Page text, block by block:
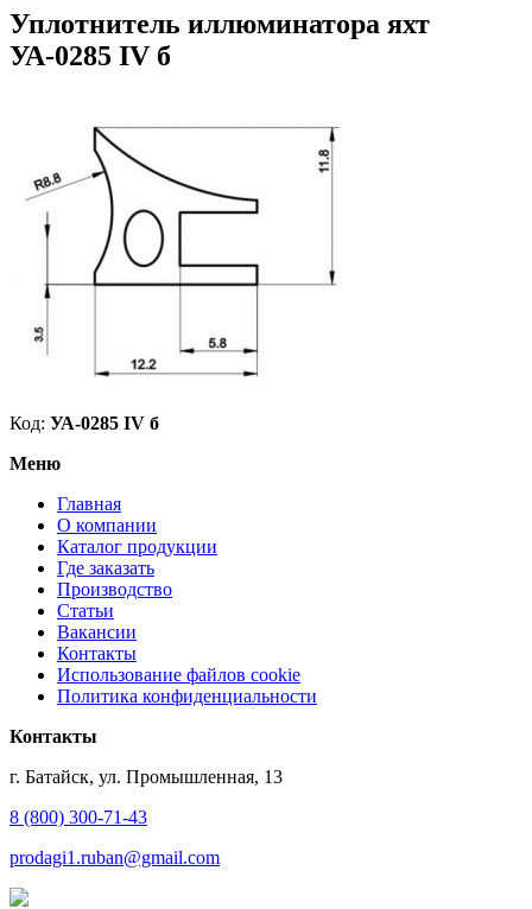
Уплотнитель иллюминатора яхт
УА-0285 IV б
Код: УА-0285 IV б
Меню
Главная
О компании
Каталог продукции
Где заказать
Производство
Статьи
Вакансии
Контакты
Использование файлов cookie
Политика конфиденциальности
Контакты
г. Батайск, ул. Промышленная, 13
8 (800) 300-71-43
prodagi1.ruban@gmail.com